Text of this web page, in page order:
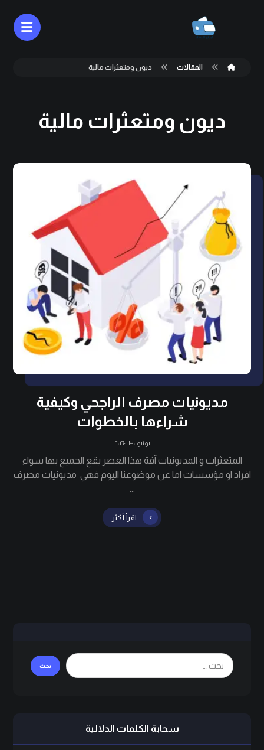
المقالات ديون ومتعثرات مالية
ديون ومتعثرات مالية
مديونيات مصرف الراجحي وكيفية
شراءها بالخطوات
يونيو ٣٠, ٢٠٢٤
المتعثرات و المديونيات آفة هذا العصر يقع الجميع بها سواء
افراد او مؤسسات اما عن موضوعنا اليوم فهي مديونيات مصرف
اقرأ أكثر
سحابة الكلمات الدلالية